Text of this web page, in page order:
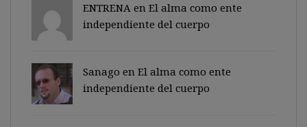
ENTRENA en El alma como ente
independiente del cuerpo
Sanago en El alma como ente
independiente del cuerpo